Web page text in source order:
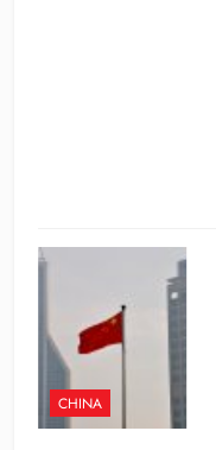
CHINA